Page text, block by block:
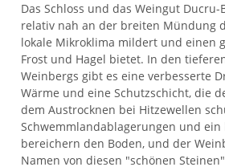
Das Schloss und das Weingut
relativ nah an der breiten Mündung
lokale Mikroklima mildert und einen
Frost und Hagel bietet. In den
Weinbergs gibt es eine verbesserte
Wärme und eine Schutzschicht, die
dem Austrocknen bei Hitzewellen
Schwemmlandablagerungen und
bereichern den Boden, und der
Namen von diesen "schönen